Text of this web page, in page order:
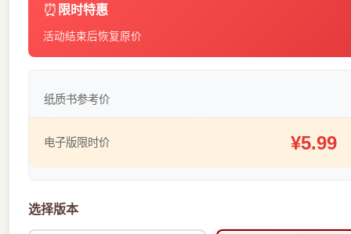
⏰ 限时特惠
活动结束后恢复原价
纸质书参考价
电子版限时价 ¥5.99
选择版本